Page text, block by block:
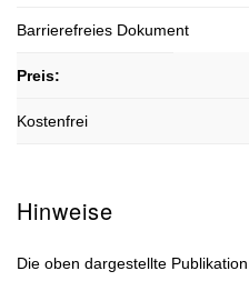
Barrierefreies Dokument
Preis:
Kostenfrei
Hinweise
Die oben dargestellte